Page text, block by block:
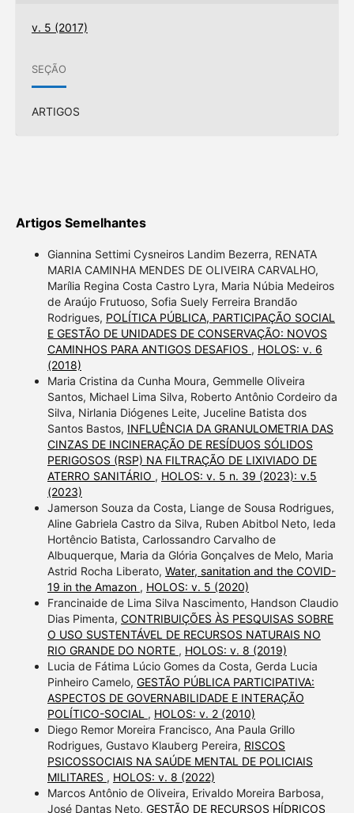
v. 5 (2017)
SEÇÃO
ARTIGOS
Artigos Semelhantes
Giannina Settimi Cysneiros Landim Bezerra, RENATA
MARIA CAMINHA MENDES DE OLIVEIRA CARVALHO,
Marília Regina Costa Castro Lyra, Maria Núbia Medeiros
de Araújo Frutuoso, Sofia Suely Ferreira Brandão
Rodrigues, POLÍTICA PÚBLICA, PARTICIPAÇÃO SOCIAL
E GESTÃO DE UNIDADES DE CONSERVAÇÃO: NOVOS
CAMINHOS PARA ANTIGOS DESAFIOS , HOLOS: v. 6
(2018)
Maria Cristina da Cunha Moura, Gemmelle Oliveira
Santos, Michael Lima Silva, Roberto Antônio Cordeiro da
Silva, Nirlania Diógenes Leite, Juceline Batista dos
Santos Bastos, INFLUÊNCIA DA GRANULOMETRIA DAS
CINZAS DE INCINERAÇÃO DE RESÍDUOS SÓLIDOS
PERIGOSOS (RSP) NA FILTRAÇÃO DE LIXIVIADO DE
ATERRO SANITÁRIO , HOLOS: v. 5 n. 39 (2023): v.5
(2023)
Jamerson Souza da Costa, Liange de Sousa Rodrigues,
Aline Gabriela Castro da Silva, Ruben Abitbol Neto, Ieda
Hortêncio Batista, Carlossandro Carvalho de
Albuquerque, Maria da Glória Gonçalves de Melo, Maria
Astrid Rocha Liberato, Water, sanitation and the COVID-
19 in the Amazon , HOLOS: v. 5 (2020)
Francinaide de Lima Silva Nascimento, Handson Claudio
Dias Pimenta, CONTRIBUIÇÕES ÀS PESQUISAS SOBRE
O USO SUSTENTÁVEL DE RECURSOS NATURAIS NO
RIO GRANDE DO NORTE , HOLOS: v. 8 (2019)
Lucia de Fátima Lúcio Gomes da Costa, Gerda Lucia
Pinheiro Camelo, GESTÃO PÚBLICA PARTICIPATIVA:
ASPECTOS DE GOVERNABILIDADE E INTERAÇÃO
POLÍTICO-SOCIAL , HOLOS: v. 2 (2010)
Diego Remor Moreira Francisco, Ana Paula Grillo
Rodrigues, Gustavo Klauberg Pereira, RISCOS
PSICOSSOCIAIS NA SAÚDE MENTAL DE POLICIAIS
MILITARES , HOLOS: v. 8 (2022)
Marcos Antônio de Oliveira, Erivaldo Moreira Barbosa,
José Dantas Neto, GESTÃO DE RECURSOS HÍDRICOS